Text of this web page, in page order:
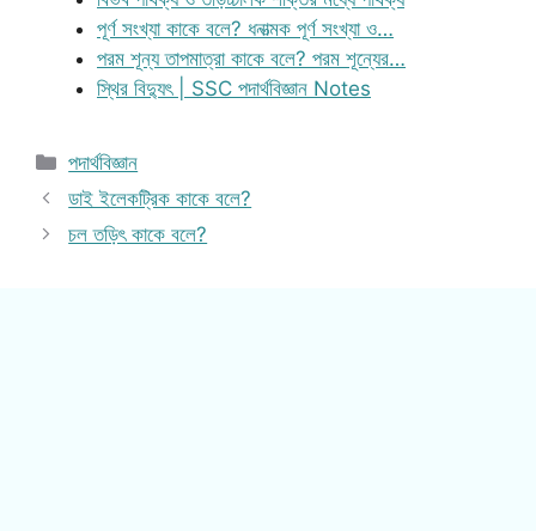
পূর্ণ সংখ্যা কাকে বলে? ধনাত্মক পূর্ণ সংখ্যা ও…
পরম শূন্য তাপমাত্রা কাকে বলে? পরম শূন্যের…
স্থির বিদ্যুৎ | SSC পদার্থবিজ্ঞান Notes
Categories
পদার্থবিজ্ঞান
ডাই ইলেকট্রিক কাকে বলে?
চল তড়িৎ কাকে বলে?